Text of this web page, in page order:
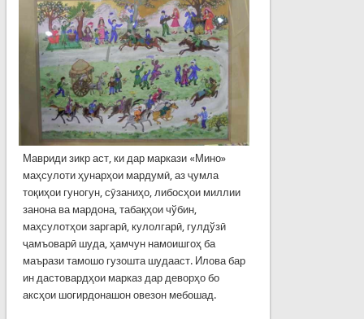
Мавриди зикр аст, ки дар маркази «Мино»
маҳсулоти ҳунарҳои мардумӣ, аз ҷумла
тоқиҳои гуногун, сӯзаниҳо, либосҳои миллии
занона ва мардона, табақҳои чўбин,
маҳсулотҳои заргарӣ, кулолгарӣ, гулдўзӣ
ҷамъоварӣ шуда, ҳамчун намоишгоҳ ба
маърази тамошо гузошта шудааст. Илова бар
ин дастовардҳои марказ дар деворҳо бо
аксҳои шогирдонашон овезон мебошад.